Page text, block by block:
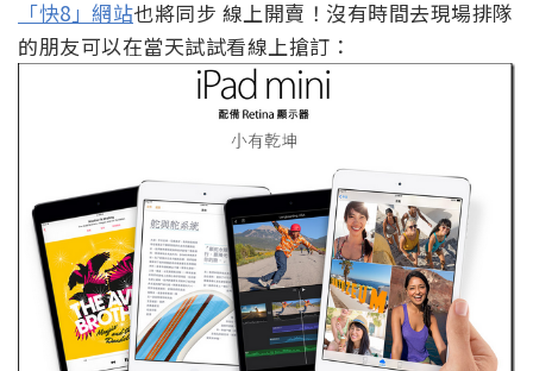
「快8」網站也將同步 線上開賣！沒有時間去現場排隊
的朋友可以在當天試試看線上搶訂：